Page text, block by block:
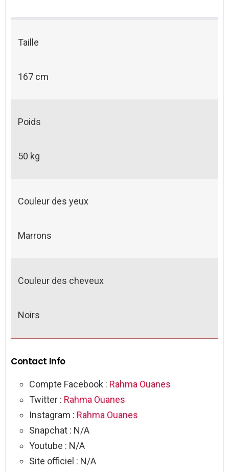
Taille
167 cm
Poids
50 kg
Couleur des yeux
Marrons
Couleur des cheveux
Noirs
Contact Info
Compte Facebook : Rahma Ouanes
Twitter : Rahma Ouanes
Instagram : Rahma Ouanes
Snapchat : N/A
Youtube : N/A
Site officiel : N/A